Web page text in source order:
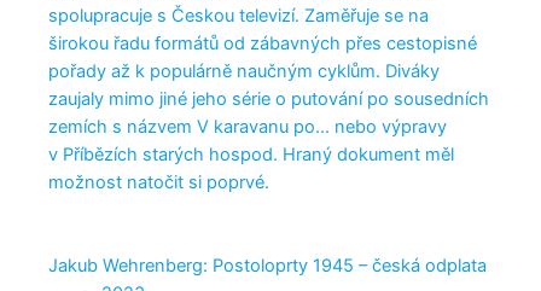
spolupracuje s Českou televizí. Zaměřuje se na
širokou řadu formátů od zábavných přes cestopisné
pořady až k populárně naučným cyklům. Diváky
zaujaly mimo jiné jeho série o putování po sousedních
zemích s názvem V karavanu po... nebo výpravy
v Příbězích starých hospod. Hraný dokument měl
možnost natočit si poprvé.
Jakub Wehrenberg: Postoloprty 1945 – česká odplata